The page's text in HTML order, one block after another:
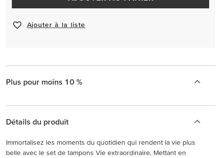
Ajouter à la liste
Plus pour moins 10 %
Détails du produit
Immortalisez les moments du quotidien qui rendent la vie plus
belle avec le set de tampons Vie extraordinaire. Mettant en